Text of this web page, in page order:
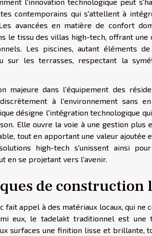
contemporains qui s'attellent à
avancées en matière de confort
le tissu des villas high-tech, offrant une
Les piscines, autant éléments
sur les terrasses, respectant la
majeure dans l'équipement des
à l'environnement sans
désigne l'intégration technologique
Elle ouvre la voie à une gestion plus
tout en apportant une valeur ajoutée
high-tech s'unissent ainsi
en se projetant vers l'avenir.
de construction
appel à des matériaux locaux, qui ne
eux, le tadelakt traditionnel est une
surfaces une finition lisse et brillante,